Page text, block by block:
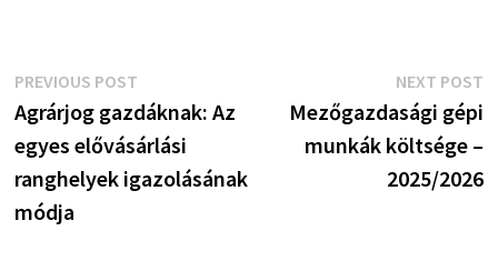
Bejegyzés
navigáció
PREVIOUS POSTPrevious
post:
Agrárjog gazdáknak: Az
egyes elővásárlási
ranghelyek igazolásának
módja
NEXT POST
Mezőgazdasági gépi
munkák költsége –
2025/2026